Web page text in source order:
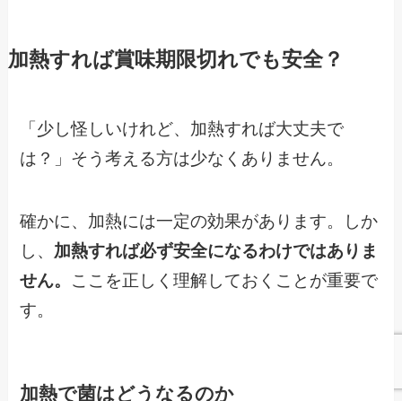
加熱すれば賞味期限切れでも安全？
「少し怪しいけれど、加熱すれば大丈夫で
は？」そう考える方は少なくありません。
確かに、加熱には一定の効果があります。しか
し、 加熱すれば必ず安全になるわけではありま
せん。 ここを正しく理解しておくことが重要で
す。
加熱で菌はどうなるのか